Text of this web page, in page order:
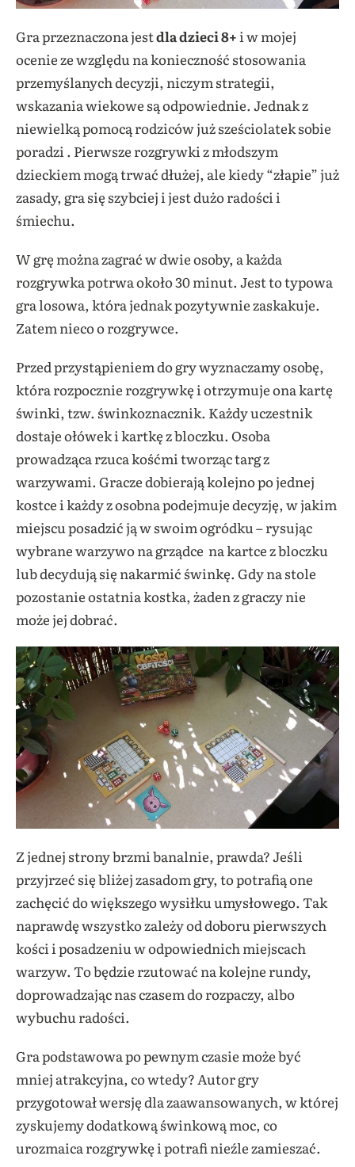
Gra przeznaczona jestdla dzieci 8+i w mojej
ocenie ze względu na konieczność stosowania
przemyślanych decyzji, niczym strategii,
wskazania wiekowe są odpowiednie. Jednak z
niewielką pomocą rodziców już sześciolatek sobie
poradzi . Pierwsze rozgrywki z młodszym
dzieckiem mogą trwać dłużej, ale kiedy “złapie” już
zasady, gra się szybciej i jest dużo radości i
śmiechu.
W grę można zagrać w dwie osoby, a każda
rozgrywka potrwa około 30 minut. Jest to typowa
gra losowa, która jednak pozytywnie zaskakuje.
Zatem nieco o rozgrywce.
Przed przystąpieniem do gry wyznaczamy osobę,
która rozpocznie rozgrywkę i otrzymuje ona kartę
świnki, tzw. świnkoznacznik. Każdy uczestnik
dostaje ołówek i kartkę z bloczku. Osoba
prowadząca rzuca kośćmi tworząc targ z
warzywami. Gracze dobierają kolejno po jednej
kostce i każdy z osobna podejmuje decyzję, w jakim
miejscu posadzić ją w swoim ogródku – rysując
wybrane warzywo na grządce na kartce z bloczku
lub decydują się nakarmić świnkę. Gdy na stole
pozostanie ostatnia kostka, żaden z graczy nie
może jej dobrać.
Z jednej strony brzmi banalnie, prawda? Jeśli
przyjrzeć się bliżej zasadom gry, to potrafią one
zachęcić do większego wysiłku umysłowego. Tak
naprawdę wszystko zależy od doboru pierwszych
kości i posadzeniu w odpowiednich miejscach
warzyw. To będzie rzutować na kolejne rundy,
doprowadzając nas czasem do rozpaczy, albo
wybuchu radości.
Gra podstawowa po pewnym czasie może być
mniej atrakcyjna, co wtedy? Autor gry
przygotował wersję dla zaawansowanych, w której
zyskujemy dodatkową świnkową moc, co
urozmaica rozgrywkę i potrafi nieźle zamieszać.